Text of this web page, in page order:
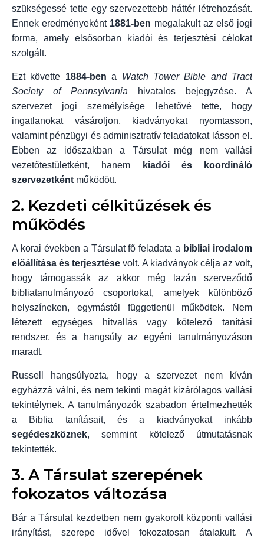
szükségessé tette egy szervezettebb háttér létrehozását.
Ennek eredményeként 1881-ben megalakult az első jogi
forma, amely elsősorban kiadói és terjesztési célokat
szolgált.
Ezt követte 1884-ben a Watch Tower Bible and Tract
Society of Pennsylvania hivatalos bejegyzése. A
szervezet jogi személyisége lehetővé tette, hogy
ingatlanokat vásároljon, kiadványokat nyomtasson,
valamint pénzügyi és adminisztratív feladatokat lásson el.
Ebben az időszakban a Társulat még nem vallási
vezetőtestületként, hanem
kiadói és koordináló
szervezetként működött.
2. Kezdeti célkitűzések és
működés
A korai években a Társulat fő feladata a bibliai irodalom
előállítása és terjesztése volt. A kiadványok célja az volt,
hogy támogassák az akkor még lazán szerveződő
bibliatanulmányozó csoportokat, amelyek különböző
helyszíneken, egymástól függetlenül működtek. Nem
létezett egységes hitvallás vagy kötelező tanítási
rendszer, és a hangsúly az egyéni tanulmányozáson
maradt.
Russell hangsúlyozta, hogy a szervezet nem kíván
egyházzá válni, és nem tekinti magát kizárólagos vallási
tekintélynek. A tanulmányozók szabadon értelmezhették
a Biblia tanításait, és a kiadványokat inkább
segédeszköznek, semmint kötelező útmutatásnak
tekintették.
3. A Társulat szerepének
fokozatos változása
Bár a Társulat kezdetben nem gyakorolt központi vallási
irányítást, szerepe idővel fokozatosan átalakult. A